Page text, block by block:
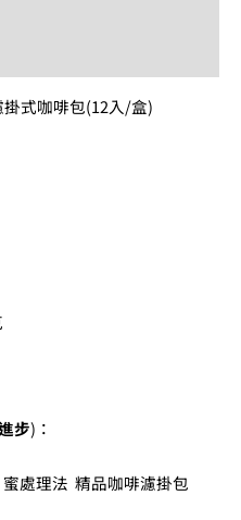
式咖啡包(12入/盒)
步)：
處理法 精品咖啡濾掛包